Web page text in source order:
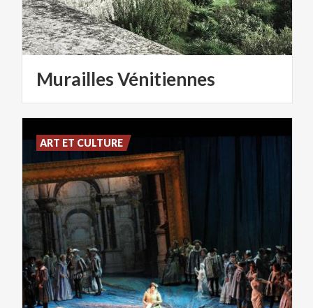
MuraillesVénitiennes
ART ET CULTURE